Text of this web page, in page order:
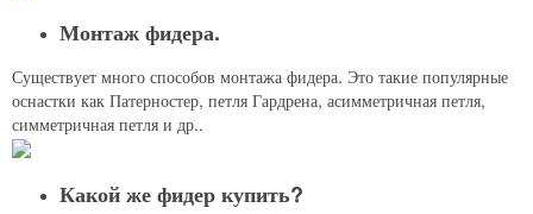
Монтаж фидера.
Существует много способов монтажа фидера. Это такие популярные
оснастки как Патерностер, петля Гардрена, асимметричная петля,
симметричная петля и др..
Какой же фидер купить?